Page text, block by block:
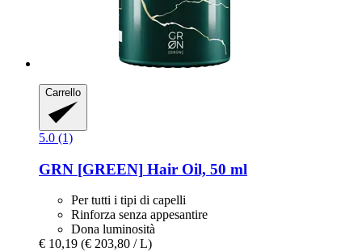
Carrello
5.0 (1)
GRN [GREEN] Hair Oil, 50 ml
Per tutti i tipi di capelli
Rinforza senza appesantire
Dona luminosità
€ 10,19 (€ 203,80 / L)